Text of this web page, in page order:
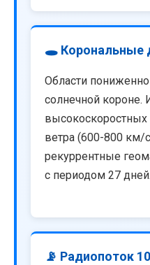
🕳️ Корональные
Области
солнечной короне.
высокоскоростных
ветра (600-800
рекуррентные
с периодом 27 дней.
📡 Радиопоток